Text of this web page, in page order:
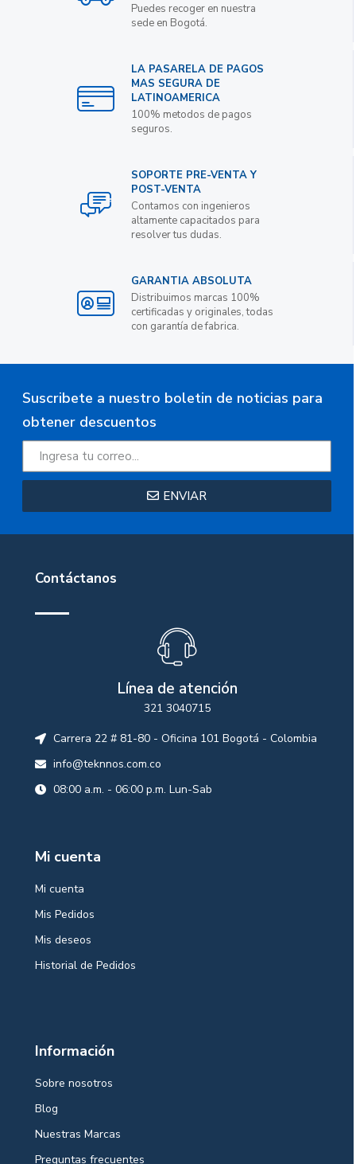
Puedes recoger en nuestra
sede en Bogotá.
LA PASARELA DE PAGOS
MAS SEGURA DE
LATINOAMERICA
100% metodos de pagos
seguros.
SOPORTE PRE-VENTA Y
POST-VENTA
Contamos con ingenieros
altamente capacitados para
resolver tus dudas.
GARANTIA ABSOLUTA
Distribuimos marcas 100%
certificadas y originales, todas
con garantía de fabrica.
Suscribete a nuestro boletin de noticias para
obtener descuentos
ENVIAR
Contáctanos
Línea de atención
321 3040715
Carrera 22 # 81-80 - Oficina 101 Bogotá - Colombia
info@teknnos.com.co
08:00 a.m. - 06:00 p.m. Lun-Sab
Mi cuenta
Mi cuenta
Mis Pedidos
Mis deseos
Historial de Pedidos
Información
Sobre nosotros
Blog
Nuestras Marcas
Preguntas frecuentes